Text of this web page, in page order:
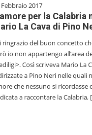
Febbraio 2017
per la
La Cava di Pino
ringrazio del buon concetto
io non appartengo all’area
Così scriveva Mario La
a Pino Neri nelle quali
che nessuno si ricordasse
a raccontare la Calabria,